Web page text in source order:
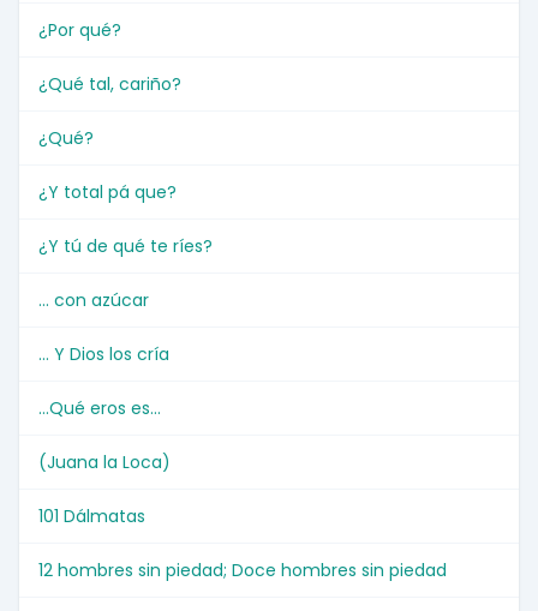
¿Por qué?
¿Qué tal, cariño?
¿Qué?
¿Y total pá que?
¿Y tú de qué te ríes?
... con azúcar
... Y Dios los cría
...Qué eros es...
(Juana la Loca)
101 Dálmatas
12 hombres sin piedad; Doce hombres sin piedad